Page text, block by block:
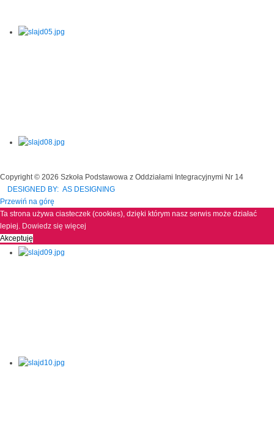
Copyright © 2026 Szkoła Podstawowa z Oddziałami Integracyjnymi Nr 14
DESIGNED BY: AS DESIGNING
Przewiń na górę
Ta strona używa ciasteczek (cookies), dzięki którym nasz serwis może działać
lepiej. Dowiedz się więcej
Akceptuję